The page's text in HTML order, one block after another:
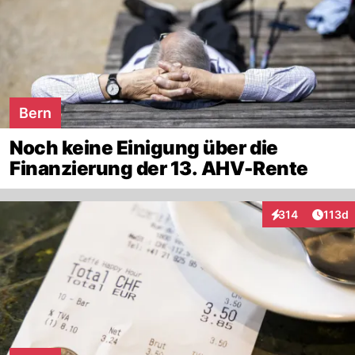
Bern
Noch keine Einigung über die
Finanzierung der 13. AHV-Rente
314
Interaktionen
113d